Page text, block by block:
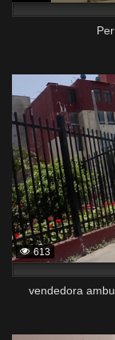
613
vendedora